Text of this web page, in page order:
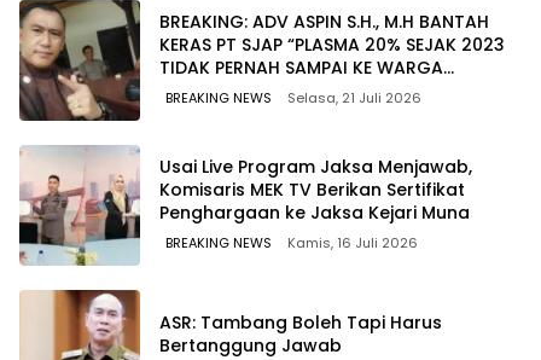
BREAKING: ADV ASPIN S.H., M.H BANTAH
KERAS PT SJAP “PLASMA 20% SEJAK 2023
TIDAK PERNAH SAMPAI KE WARGA
WAWOONE!
BREAKING NEWS Selasa, 21 Juli 2026
Usai Live Program Jaksa Menjawab,
Komisaris MEK TV Berikan Sertifikat
Penghargaan ke Jaksa Kejari Muna
BREAKING NEWS Kamis, 16 Juli 2026
ASR: Tambang Boleh Tapi Harus
Bertanggung Jawab